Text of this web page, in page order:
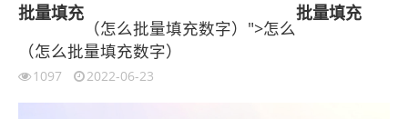
批量填充
（怎么批量填充数字）">怎么
批量填充
（怎么批量填充数字）
1097 2022-06-23